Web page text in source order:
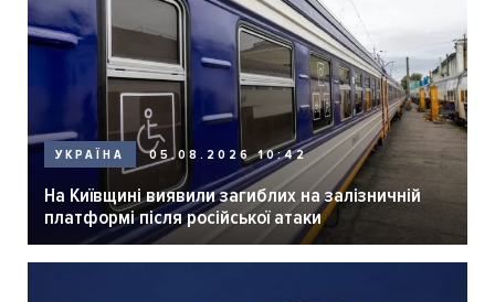
УКРАЇНА 05.08.2026 10:42
На Київщині виявили загиблих на залізничній
платформі після російської атаки